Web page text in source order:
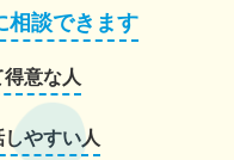
相談できます
意な人
やすい人